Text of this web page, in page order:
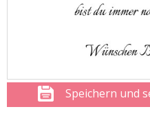
Speichern und